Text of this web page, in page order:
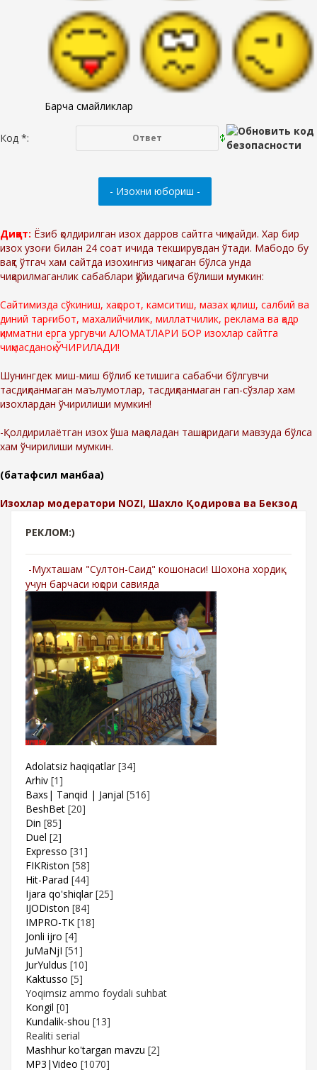
Барча смайликлар
Код *:
Диққат: Ёзиб қолдирилган изох дарров сайтга чиқмайди. Хар бир
изох узоғи билан 24 соат ичида текширувдан ўтади. Мабодо бу
вақт ўтгач хам сайтда изохингиз чиқмаган бўлса унда
чиқарилмаганлик сабаблари қўйидагича бўлиши мумкин:
Сайтимизда сўкиниш, хақорот, камситиш, мазах қилиш, салбий ва
диний тарғибот, махалийчилик, миллатчилик, реклама ва қадр
қимматни ерга ургувчи АЛОМАТЛАРИ БОР изохлар сайтга
чиқмасданоқ ЎЧИРИЛАДИ!
Шунингдек миш-миш бўлиб кетишига сабабчи бўлгувчи
тасдиқланмаган маълумотлар, тасдиқланмаган гап-сўзлар хам
изохлардан ўчирилиши мумкин!
-Қолдирилаётган изох ўша мақоладан ташқаридаги мавзуда бўлса
хам ўчирилиши мумкин.
(батафсил манбаа)
Изохлар модератори NOZI, Шахло Қодирова ва Бекзод
РЕКЛОМ:)
-Мухташам "Султон-Саид" кошонаси! Шохона хордиқ
учун барчаси юқори савияда
Adolatsiz haqiqatlar [34]
Arhiv [1]
Baxs| Tanqid | Janjal [516]
BeshBet [20]
Din [85]
Duel [2]
Expresso [31]
FIKRiston [58]
Hit-Parad [44]
Ijara qo'shiqlar [25]
IJODiston [84]
IMPRO-TK [18]
Jonli ijro [4]
JuMaNjI [51]
JurYuldus [10]
Kaktusso [5]
Yoqimsiz ammo foydali suhbat
Kongil [0]
Kundalik-shou [13]
Realiti serial
Mashhur ko'targan mavzu [2]
MP3|Video [1070]